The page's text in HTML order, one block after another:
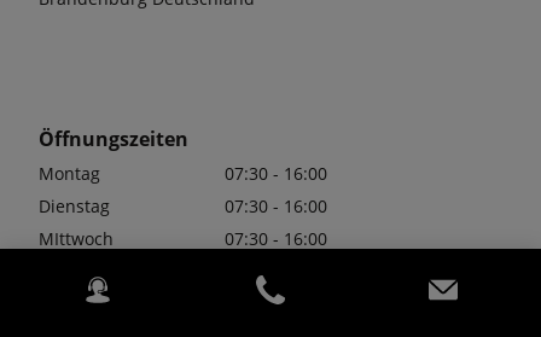
Öffnungszeiten
Montag
07:30 - 16:00
Dienstag
07:30 - 16:00
MIttwoch
07:30 - 16:00
Donnerstag
07:30 - 16:00
Freitag
07:30 - 16:00